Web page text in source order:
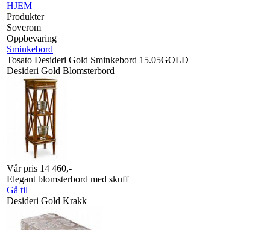
HJEM
Produkter
Soverom
Oppbevaring
Sminkebord
Tosato Desideri Gold Sminkebord 15.05GOLD
Desideri Gold Blomsterbord
Vår pris 14 460,-
Elegant blomsterbord med skuff
Gå til
Desideri Gold Krakk